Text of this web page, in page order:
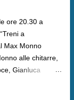
ore 20.30 a
a
Max Monno
alle chitarre,
Gianluca